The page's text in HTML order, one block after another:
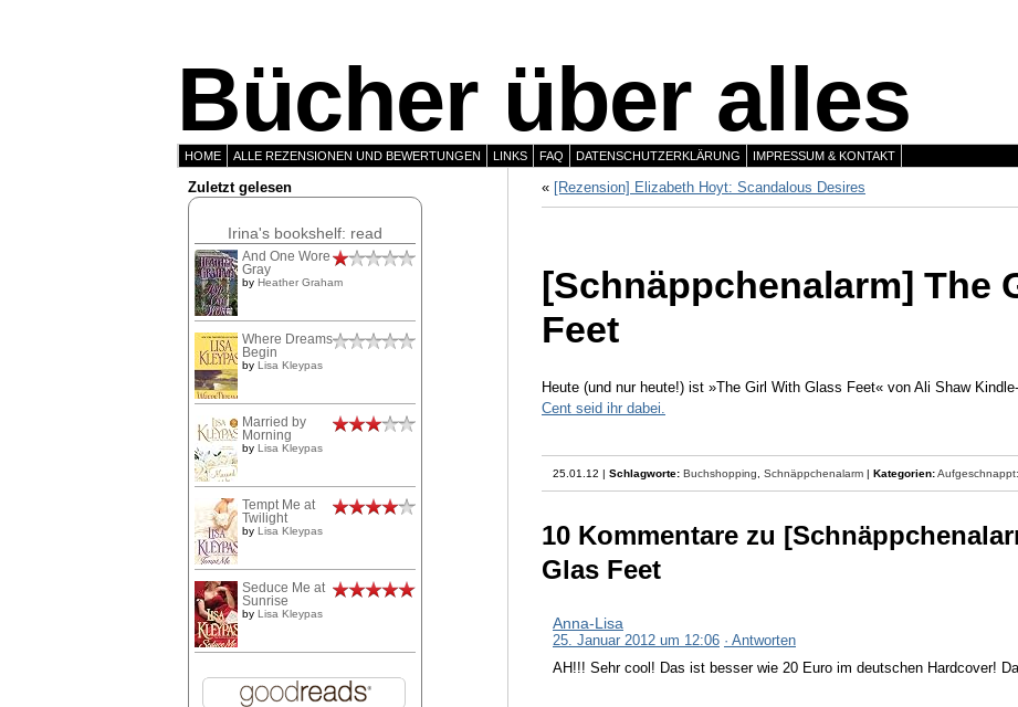
Bücher über alles
HOME ALLE REZENSIONEN UND BEWERTUNGEN LINKS FAQ DATENSCHUTZERKLÄRUNG IMPRESSUM & KONTAKT
Zuletzt gelesen
Irina's bookshelf: read
And One Wore
Gray
by Heather Graham
Where Dreams
Begin
by Lisa Kleypas
Married by
Morning
by Lisa Kleypas
Tempt Me at
Twilight
by Lisa Kleypas
Seduce Me at
Sunrise
by Lisa Kleypas
« [Rezension] Elizabeth Hoyt: Scandalous Desires
[Schnäppchenalarm] The
Feet
Heute (und nur heute!) ist »The Girl With Glass Feet« von Ali Shaw
Cent seid ihr dabei.
25.01.12 | Schlagworte: Buchshopping Schnäppchenalarm | Kategorien:
10 Kommentare zu
Glas Feet
Anna-Lisa
25. Januar 2012 um 12:06 · Antworten
AH!!! Sehr cool! Das ist besser wie 20 Euro im deutschen Hardcover!